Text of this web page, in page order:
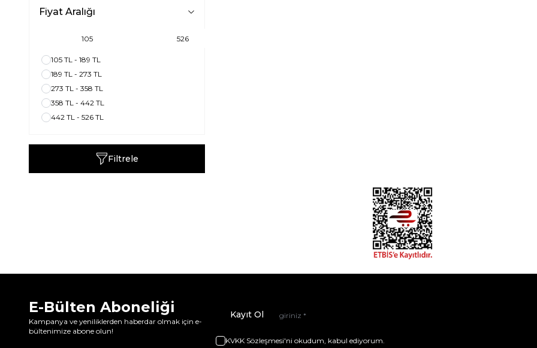
Fiyat Aralığı
105 TL - 189 TL
189 TL - 273 TL
273 TL - 358 TL
358 TL - 442 TL
442 TL - 526 TL
Filtrele
E-Bülten Aboneliği
Kampanya ve yeniliklerden haberdar olmak için e-
bültenimize abone olun!
Kayıt Ol
KVKK Sözleşmesi'ni okudum, kabul ediyorum.